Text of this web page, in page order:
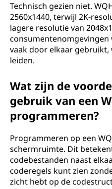
Technisch gezien niet.
2560x1440, terwijl 2K-
lagere resolutie van
vaak door elkaar
leiden.
Wat zijn de
gebruik van een
programmeren?
Programmeren op een
schermruimte. Dit
codebestanden naast
coderegels kunt zien
zicht hebt op de